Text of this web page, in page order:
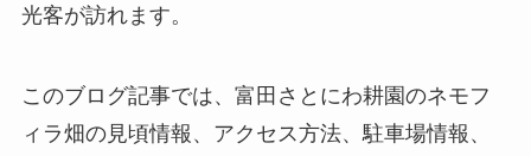
光客が訪れます。
このブログ記事では、富田さとにわ耕園のネモフ
ィラ畑の見頃情報、アクセス方法、駐車場情報、